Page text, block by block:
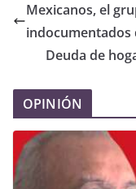
Mexicanos, el
indocumentados
Deuda de
OPINIÓN